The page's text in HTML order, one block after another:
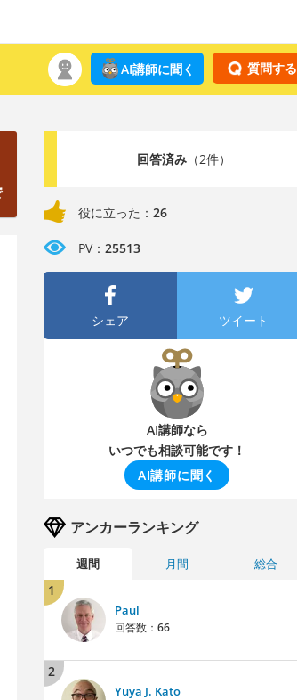
質問する
AI講師に聞く
回答済み（2件）
役に立った： 26
PV： 25513
シェア ツイート
AI講師なら
いつでも相談可能です！
AI講師に聞く
アンカーランキング
週間 月間 総合
1
Paul
回答数： 66
2
Yuya J. Kato